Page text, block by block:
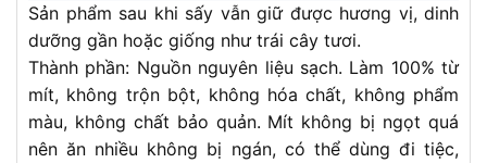
Sản phẩm sau khi sấy vẫn giữ được hương vị, dinh
dưỡng gần hoặc giống như trái cây tươi.
Thành phần: Nguồn nguyên liệu sạch. Làm 100% từ
mít, không trộn bột, không hóa chất, không phẩm
màu, không chất bảo quản. Mít không bị ngọt quá
nên ăn nhiều không bị ngán, có thể dùng đi tiệc,